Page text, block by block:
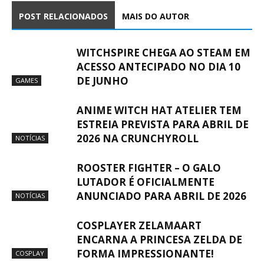
POST RELACIONADOS MAIS DO AUTOR
GAMES
WITCHSPIRE CHEGA AO STEAM EM
ACESSO ANTECIPADO NO DIA 10
DE JUNHO
NOTÍCIAS
ANIME WITCH HAT ATELIER TEM
ESTREIA PREVISTA PARA ABRIL DE
2026 NA CRUNCHYROLL
NOTÍCIAS
ROOSTER FIGHTER – O GALO
LUTADOR É OFICIALMENTE
ANUNCIADO PARA ABRIL DE 2026
COSPLAY
COSPLAYER ZELAMAART
ENCARNA A PRINCESA ZELDA DE
FORMA IMPRESSIONANTE!